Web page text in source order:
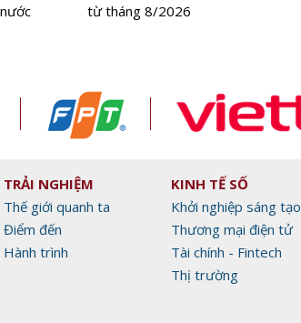
từ tháng 8/2026
TRẢI NGHIỆM
Thế giới quanh ta
Điểm đến
Hành trình
KINH TẾ SỐ
Khởi nghiệp sáng tạo
Thương mại điện tử
Tài chính - Fintech
Thị trường